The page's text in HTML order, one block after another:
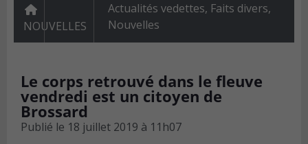
NOUVELLES
Actualités vedettes, Faits divers,
Nouvelles
Le corps retrouvé dans le fleuve
vendredi est un citoyen de
Brossard
Publié le 18 juillet 2019 à 11h07